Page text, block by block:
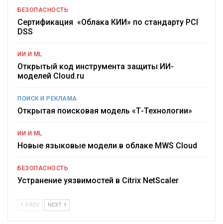
БЕЗОПАСНОСТЬ
Сертификация «Облака КИИ» по стандарту PCI
DSS
ИИ И ML
Открытый код инструмента защиты ИИ-
моделей Cloud.ru
ПОИСК И РЕКЛАМА
Открытая поисковая модель «Т-Технологии»
ИИ И ML
Новые языковые модели в облаке MWS Cloud
БЕЗОПАСНОСТЬ
Устранение уязвимостей в Citrix NetScaler
PREV NEXT